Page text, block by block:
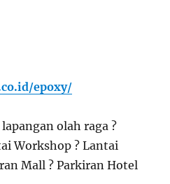
epoxy/
olah raga ?
Workshop ? Lantai
Mall ? Parkiran Hotel